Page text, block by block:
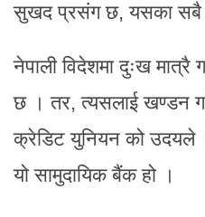
सुखद प्रसंग छ, यसका सबै
नेपाली विदेशमा दुःख
छ । तर, त्यसलाई खण्डन
क्रेडिट युनियन को उदयले
यो सामुदायिक बैंक हो ।